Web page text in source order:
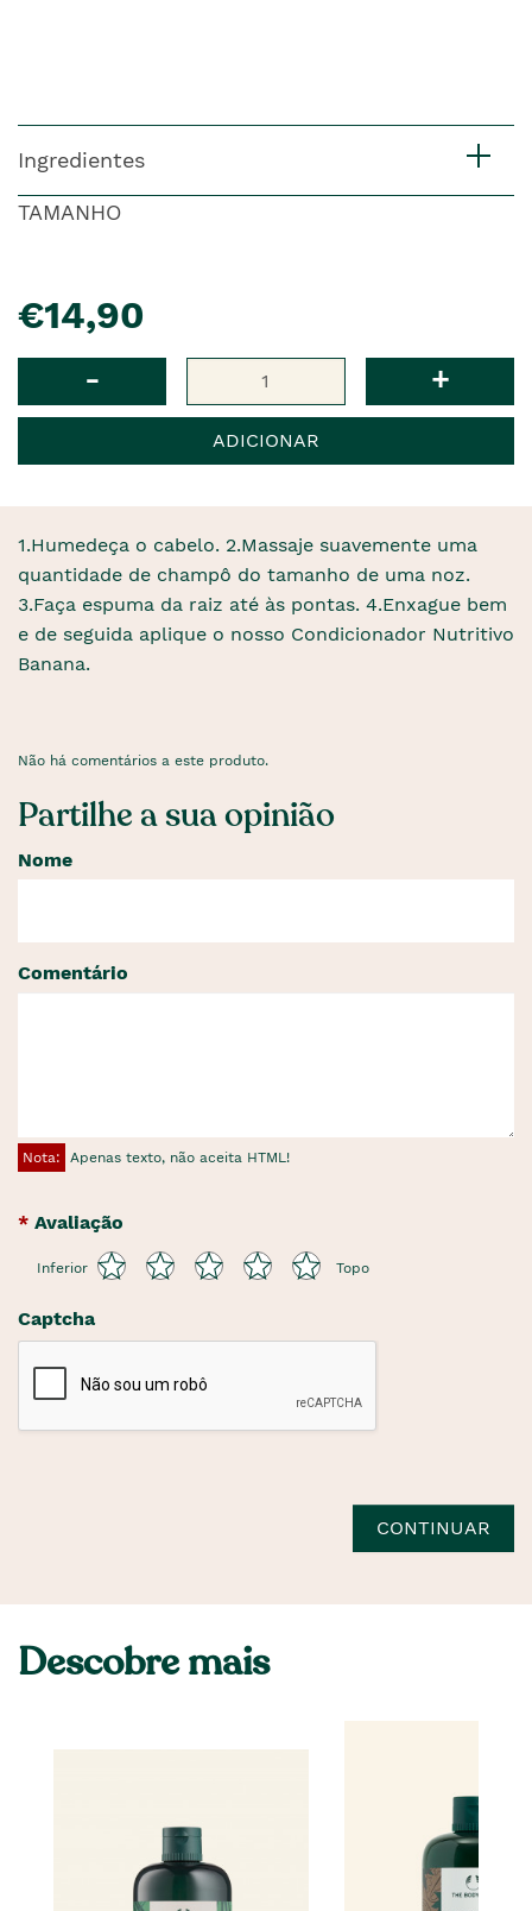
Ingredientes
TAMANHO
€14,90
- +
ADICIONAR
1.Humedeça o cabelo. 2.Massaje suavemente uma
quantidade de champô do tamanho de uma noz.
3.Faça espuma da raiz até às pontas. 4.Enxague bem
e de seguida aplique o nosso Condicionador Nutritivo
Banana.
Não há comentários a este produto.
Partilhe a sua opinião
Nome
Comentário
Nota: Apenas texto, não aceita HTML!
Avaliação
Inferior Topo
Captcha
CONTINUAR
Descobre mais